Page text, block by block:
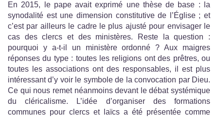
En 2015, le pape avait exprimé une thèse de base : la
synodalité est une dimension constitutive de l’Église ; et
c’est par ailleurs le cadre le plus ajusté pour envisager le
cas des clercs et des ministères. Reste la question :
pourquoi y a-t-il un ministère ordonné ? Aux maigres
réponses du type : toutes les religions ont des prêtres, ou
toutes les associations ont des responsables, il est plus
intéressant d’y voir le symbole de la convocation par Dieu.
Ce qui nous remet néanmoins devant le débat systémique
du cléricalisme. L’idée d’organiser des formations
communes pour clercs et laïcs a été présentée comme